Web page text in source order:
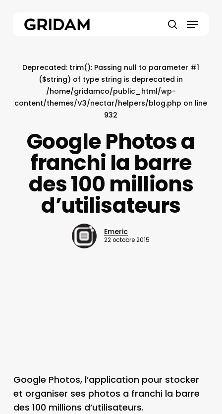
Menu
Deprecated: trim(): Passing null to parameter #1
($string) of type string is deprecated in
/home/gridamco/public_html/wp-
content/themes/V3/nectar/helpers/blog.php on line
932
Google Photos a
franchi la barre
des 100 millions
d’utilisateurs
Emeric
22 octobre 2015
Google Photos, l’application pour stocker
et organiser ses photos a franchi la barre
des 100 millions d’utilisateurs.